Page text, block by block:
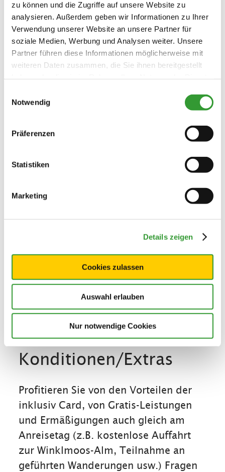
zu können und die Zugriffe auf unsere Website zu
analysieren. Außerdem geben wir Informationen zu Ihrer
Verwendung unserer Website an unsere Partner für
soziale Medien, Werbung und Analysen weiter. Unsere
Partner führen diese Informationen möglicherweise mit
weiteren Daten zusammen, die Sie ihnen bereitgestellt
Notwendig
Präferenzen
Statistiken
Marketing
Details zeigen
Cookies zulassen
Auswahl erlauben
Nur notwendige Cookies
Liegewiese
Sonnenschirme
Sonnenstühle/-liegen
Terrasse
Skifahren
Skiaufbewahrung Skischuhwärmer
Sprachen
Deutsch Englisch
Zusatzleistungen
Konditionen/Extras
Profitieren Sie von den Vorteilen der
inklusiv Card, von Gratis-Leistungen
und Ermäßigungen auch gleich am
Anreisetag (z.B. kostenlose Auffahrt
zur Winklmoos-Alm, Teilnahme an
geführten Wanderungen usw.) Fragen